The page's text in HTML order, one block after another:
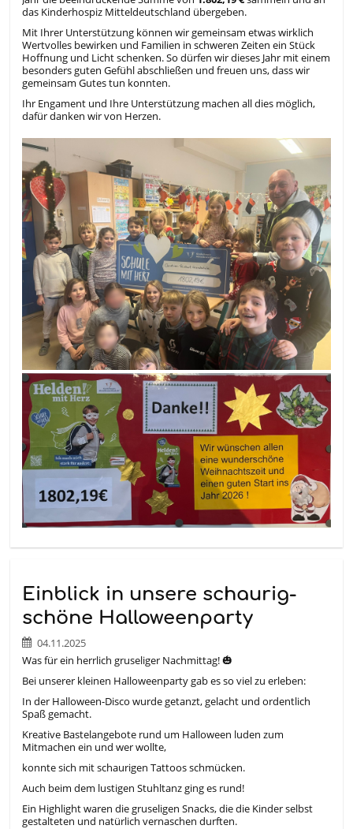
das Kinderhospiz Mitteldeutschland übergeben.
Mit Ihrer Unterstützung können wir gemeinsam etwas wirklich
Wertvolles bewirken und Familien in schweren Zeiten ein Stück
Hoffnung und Licht schenken. So dürfen wir dieses Jahr mit einem
besonders guten Gefühl abschließen und freuen uns, dass wir
gemeinsam Gutes tun konnten.
Ihr Engament und Ihre Unterstützung machen all dies möglich,
dafür danken wir von Herzen.
Einblick in unsere schaurig-
schöne Halloweenparty
04.11.2025
Was für ein herrlich gruseliger Nachmittag! 🎃
Bei unserer kleinen Halloweenparty gab es so viel zu erleben:
In der Halloween-Disco wurde getanzt, gelacht und ordentlich
Spaß gemacht.
Kreative Bastelangebote rund um Halloween luden zum
Mitmachen ein und wer wollte,
konnte sich mit schaurigen Tattoos schmücken.
Auch beim dem lustigen Stuhltanz ging es rund!
Ein Highlight waren die gruseligen Snacks, die die Kinder selbst
gestalteten und natürlich vernaschen durften.